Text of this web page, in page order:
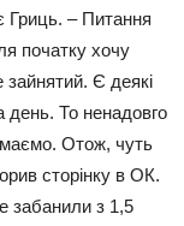
Гриць. – Питання
початку хочу
зайнятий. Є деякі
день. То ненадовго
Отож, чуть
сторінку в ОК.
забанили з 1,5